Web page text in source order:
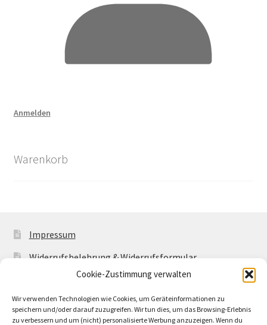
Cookie-Zustimmung verwalten
Wir verwenden Technologien wie Cookies, um Geräteinformationen zu
speichern und/oder darauf zuzugreifen. Wir tun dies, um das Browsing-Erlebnis
zu verbessern und um (nicht) personalisierte Werbung anzuzeigen. Wenn du
Anmelden
Warenkorb
Impressum
Widerrufsbelehrung & Widerrufsformular
Allgemeine Geschäftsbedingungen mit
Cookie-Richtlinie (EU)